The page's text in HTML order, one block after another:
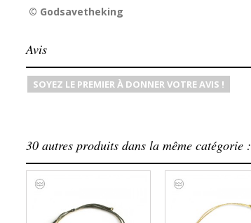
© Godsavetheking
Avis
SOYEZ LE PREMIER À DONNER VOTRE AVIS !
30 autres produits dans la même catégorie :